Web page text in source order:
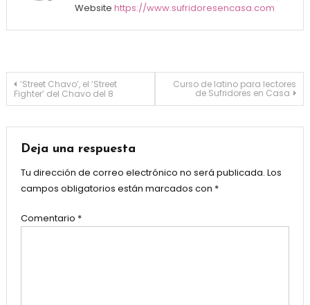
Website https://www.sufridoresencasa.com
Navegación de entradas
‘Street Chavo’, el ‘Street
Fighter’ del Chavo del 8
Curso de latino para lectores
de Sufridores en Casa
Deja una respuesta
Tu dirección de correo electrónico no será publicada. Los
campos obligatorios están marcados con *
Comentario *